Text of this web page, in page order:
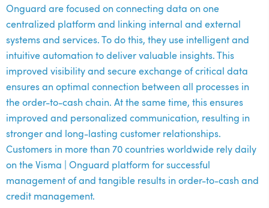
Onguard are focused on connecting data on one
centralized platform and linking internal and external
systems and services. To do this, they use intelligent and
intuitive automation to deliver valuable insights. This
improved visibility and secure exchange of critical data
ensures an optimal connection between all processes in
the order-to-cash chain. At the same time, this ensures
improved and personalized communication, resulting in
stronger and long-lasting customer relationships.
Customers in more than 70 countries worldwide rely daily
on the Visma | Onguard platform for successful
management of and tangible results in order-to-cash and
credit management.